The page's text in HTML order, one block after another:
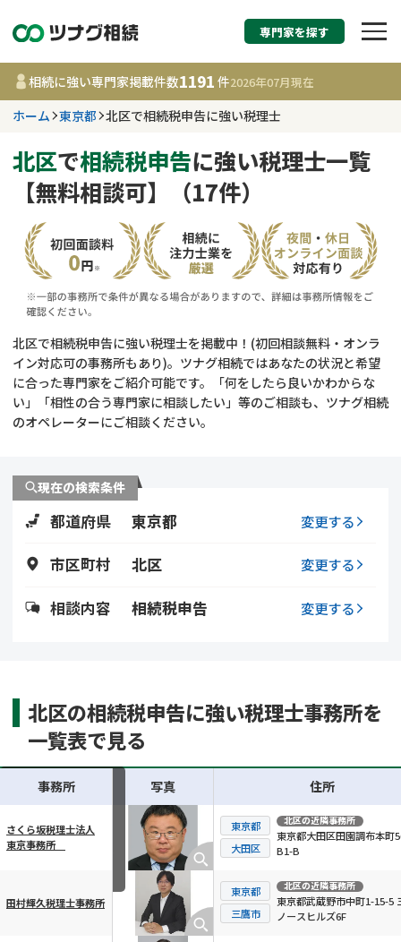
相続税申告・相続手
す
東京都
事務所
相談内容で探す
相続登記
遺留分侵害額請求
相続人調査
コラム
相続手続き
相続登記
専門家を探す
相続に強い専門家掲載件数1191 件2026年07月現在
ホーム 東京都 北区で相続税申告に強い税理士
北区で相続税申告に強い税理士一覧
【無料相談可】（17件）
北区で相続税申告に強い税理士を掲載中！(初回相談無料・オンラ
イン対応可の事務所もあり)。ツナグ相続ではあなたの状況と希望
に合った専門家をご紹介可能です。「何をしたら良いかわからな
い」「相性の合う専門家に相談したい」等のご相談も、ツナグ相続
のオペレーターにご相談ください。
現在の検索条件
都道府県 東京都 変更する
市区町村 北区 変更する
相談内容 相続税申告 変更する
北区の相続税申告に強い税理士事務所を
一覧表で見る
横スクロール可能
事務所 写真 住所
さくら坂税理士法人
東京事務所
東京都
大田区
北区の近隣事務所
東京都大田区田園調布本町
B1-B
田村輝久税理士事務所
東京都
三鷹市
北区の近隣事務所
東京都武蔵野市中町1-15-5
ノースヒルズ6F